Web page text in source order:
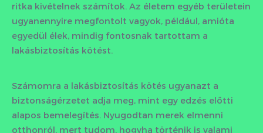
ritka kivételnek számítok. Az életem egyéb területein
ugyanennyire megfontolt vagyok, például, amióta
egyedül élek, mindig fontosnak tartottam a
lakásbiztosítás kötést.
Számomra a lakásbiztosítás kötés ugyanazt a
biztonságérzetet adja meg, mint egy edzés előtti
alapos bemelegítés. Nyugodtan merek elmenni
otthonról, mert tudom, hogyha történik is valami